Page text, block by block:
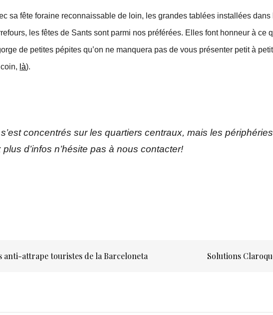
sa fête foraine reconnaissable de loin, les grandes tablées installées
les fêtes de Sants sont parmi nos préférées. Elles font honneur à ce
de petites pépites qu’on ne manquera pas de vous présenter petit à
là).
concentrés sur les quartiers centraux, mais les
plus d’infos n’hésite pas à nous contacter!
anti-attrape touristes de la Barceloneta Solutions